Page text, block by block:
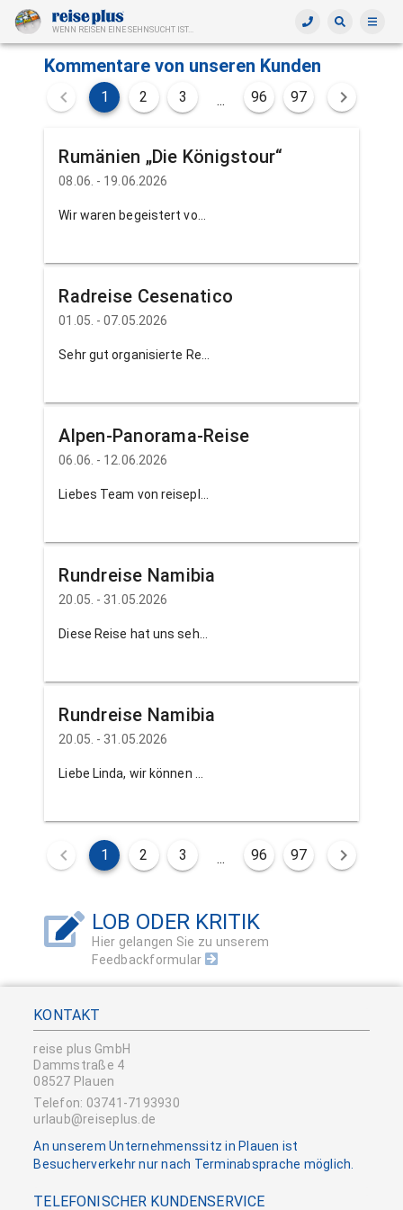
WENN REISEN EINE SEHNSUCHT IST...
Kommentare von unseren Kunden
1 2 3 ... 96 97
Rumänien „Die Königstour“
08.06. - 19.06.2026
Radreise Cesenatico
01.05. - 07.05.2026
Alpen-Panorama-Reise
06.06. - 12.06.2026
Rundreise Namibia
20.05. - 31.05.2026
Rundreise Namibia
20.05. - 31.05.2026
1 2 3 ... 96 97
LOB ODER KRITIK
Hier gelangen Sie zu unserem
Feedbackformular
KONTAKT
reise plus GmbH
Dammstraße 4
08527 Plauen
Telefon: 03741-7193930
urlaub@reiseplus.de
An unserem Unternehmenssitz in Plauen ist
Besucherverkehr nur nach Terminabsprache möglich.
TELEFONISCHER KUNDENSERVICE